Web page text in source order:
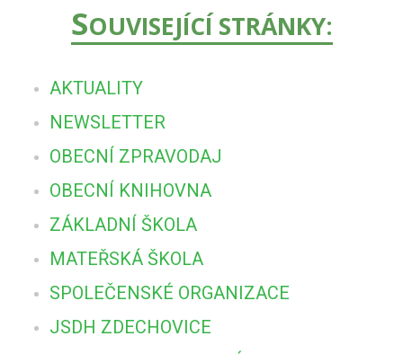
SOUVISEJÍCÍ STRÁNKY:
AKTUALITY
NEWSLETTER
OBECNÍ ZPRAVODAJ
OBECNÍ KNIHOVNA
ZÁKLADNÍ ŠKOLA
MATEŘSKÁ ŠKOLA
SPOLEČENSKÉ ORGANIZACE
JSDH ZDECHOVICE